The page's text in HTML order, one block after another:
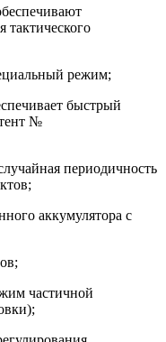
тактического
режим;
быстрый
№
периодичность
аккумулятора с
частичной